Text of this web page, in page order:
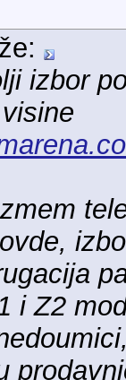
izbor
i Z2